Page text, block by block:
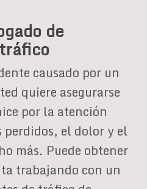
de
causado por un
quiere asegurarse
por la atención
perdidos, el dolor y el
más. Puede obtener
trabajando con un